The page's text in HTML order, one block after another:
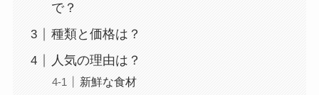
で？
種類と価格は？
人気の理由は？
新鮮な食材